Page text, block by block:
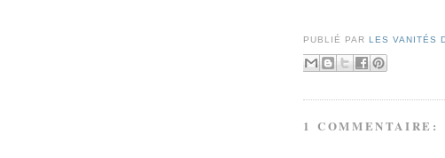
PUBLIÉ PARLES VANITÉS
1 COMMENTAIRE: